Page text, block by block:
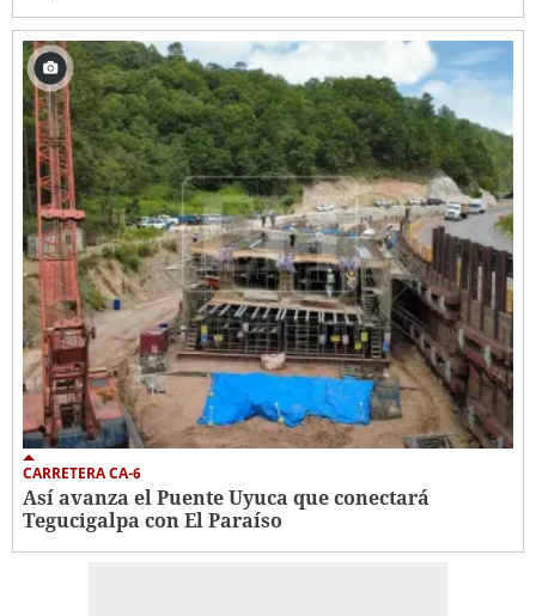
CARRETERA CA-6
Así avanza el Puente Uyuca que conectará
Tegucigalpa con El Paraíso